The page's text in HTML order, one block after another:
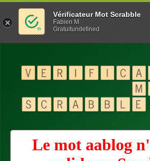
Le mot aablog
Vérificateur Mot Scrabble
Fabien M
Gratuitundefined